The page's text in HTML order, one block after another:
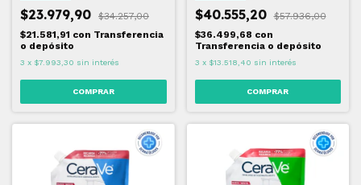
$23.979,90
$34.257,00
$21.581,91 con Transferencia
o depósito
3 x $7.993,30 sin interés
$40.555,20
$57.936,00
$36.499,68 con
Transferencia o depósito
3 x $13.518,40 sin interés